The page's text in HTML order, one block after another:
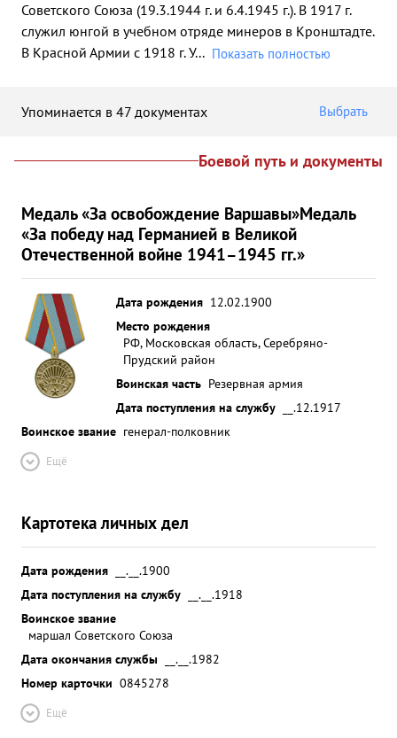
Советского Союза (19.3.1944 г. и 6.4.1945 г.). В 1917 г.
служил юнгой в учебном отряде минеров в Кронштадте.
В Красной Армии с 1918 г. У... Показать полностью
Упоминается в 47 документах Выбрать
Боевой путь и документы
Медаль «За освобождение Варшавы»Медаль
«За победу над Германией в Великой
Отечественной войне 1941–1945 гг.»
Дата рождения 12.02.1900
Место рождения
РФ, Московская область, Серебряно-
Прудский район
Воинская часть Резервная армия
Дата поступления на службу
__.12.1917
Воинское звание генерал-полковник
Ещё
Картотека личных дел
Дата рождения
__.__.1900
Дата поступления на службу
__.__.1918
Воинское звание
маршал Советского Союза
Дата окончания службы
__.__.1982
Номер карточки 0845278
Ещё